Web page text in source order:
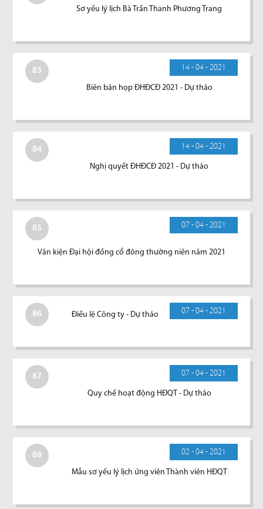
Sơ yếu lý lịch Bà Trần Thanh Phương Trang
83 14 - 04 - 2021
Biên bản họp ĐHĐCĐ 2021 - Dự thảo
84 14 - 04 - 2021
Nghị quyết ĐHĐCĐ 2021 - Dự thảo
85 07 - 04 - 2021
Văn kiện Đại hội đồng cổ đông thường niên năm 2021
86 07 - 04 - 2021
Điều lệ Công ty - Dự thảo
87 07 - 04 - 2021
Quy chế hoạt động HĐQT - Dự thảo
88 02 - 04 - 2021
Mẫu sơ yếu lý lịch ứng viên Thành viên HĐQT